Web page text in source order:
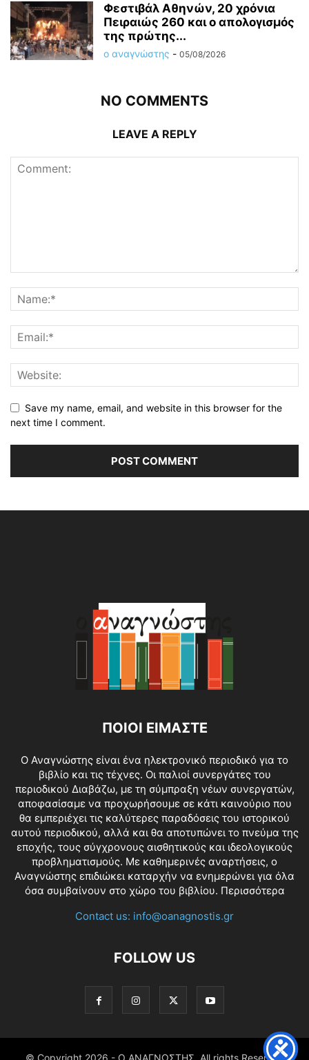
Φεστιβάλ Αθηνών, 20 χρόνια
Πειραιώς 260 και ο απολογισμός
της πρώτης...
ο αναγνώστης - 05/08/2026
NO COMMENTS
LEAVE A REPLY
Save my name, email, and website in this browser for the
next time I comment.
ΠΟΙΟΙ ΕΙΜΑΣΤΕ
O Αναγνώστης είναι ένα ηλεκτρονικό περιοδικό για το
βιβλίο και τις τέχνες. Οι παλιοί συνεργάτες του
περιοδικού Διαβάζω, με τη σύμπραξη νέων συνεργατών,
αποφασίσαμε να προχωρήσουμε σε κάτι καινούριο που
θα εμπεριέχει τις καλύτερες παραδόσεις του ιστορικού
αυτού περιοδικού, αλλά και θα αποτυπώνει το πνεύμα της
εποχής, τους σύγχρονους αισθητικούς και ιδεολογικούς
προβληματισμούς. Με καθημερινές αναρτήσεις, ο
Αναγνώστης επιδιώκει καταρχήν να ενημερώνει για όλα
όσα συμβαίνουν στο χώρο του βιβλίου. Περισσότερα
Contact us: info@oanagnostis.gr
FOLLOW US
© Copyright 2026 - Ο ΑΝΑΓΝΩΣΤΗΣ. All rights Reserved